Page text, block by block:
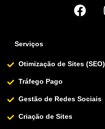
Serviços
Otimização de Sites (SEO)
Tráfego Pago
Gestão de Redes Sociais
Criação de Sites